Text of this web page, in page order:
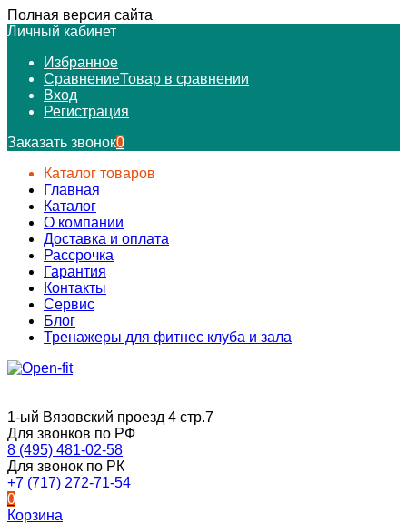
Полная версия сайта
Личный кабинет
Избранное
СравнениеТовар в сравнении
Вход
Регистрация
Заказать звонок0
Каталог товаров
Главная
Каталог
О компании
Доставка и оплата
Рассрочка
Гарантия
Контакты
Сервис
Блог
Тренажеры для фитнес клуба и зала
1-ый Вязовский проезд 4 стр.7
Для звонков по РФ
8 (495) 481-02-58
Для звонок по РК
+7 (717) 272-71-54
0
Корзина